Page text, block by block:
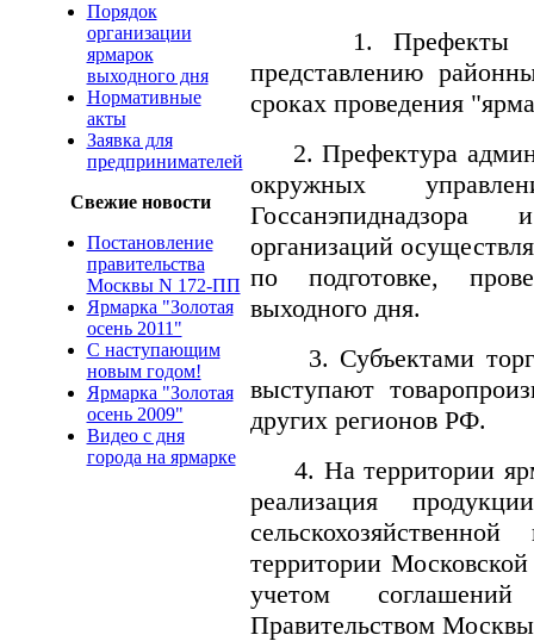
Порядок
организации
ярмарок
выходного дня
Нормативные
акты
Заявка для
предпринимателей
Свежие новости
Постановление
правительства
Москвы N 172-ПП
Ярмарка "Золотая
осень 2011"
С наступающим
новым годом!
Ярмарка "Золотая
осень 2009"
Видео с дня
города на ярмарке
1. Префекты
представлению
сроках проведения
2. Префектура
окружных
организаций
по подготовке,
выходного дня.
3. Субъектами
выступают
других регионов РФ.
4. На территории
реализация
территории
учетом
Правительством